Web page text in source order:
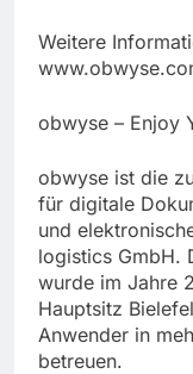
Weitere
obwyse – Enjoy
obwyse ist die
für digitale
und
logistics GmbH.
wurde im Jahre
Hauptsitz
Anwender in
betreuen.